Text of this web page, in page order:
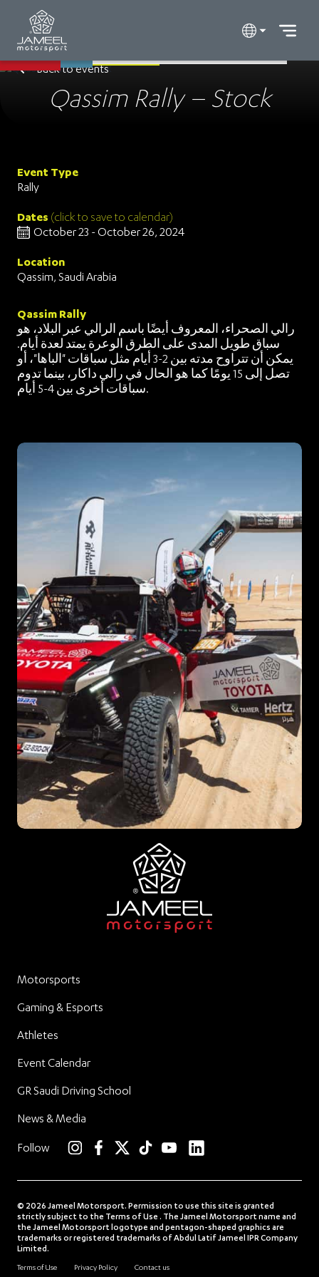
Back to events
Qassim Rally – Stock
Event Type
Rally
Dates (click to save to calendar)
October 23 - October 26, 2024
Location
Qassim, Saudi Arabia
Qassim Rally
رالي الصحراء، المعروف أيضًا باسم الرالي عبر البلاد، هو
سباق طويل المدى على الطرق الوعرة يمتد لعدة أيام.
يمكن أن تتراوح مدته بين 2-3 أيام مثل سباقات "الباها"، أو
تصل إلى 15 يومًا كما هو الحال في رالي داكار، بينما تدوم
سباقات أخرى بين 4-5 أيام.
Motorsports
Gaming & Esports
Athletes
Event Calendar
GR Saudi Driving School
News & Media
Follow
© 2026 Jameel Motorsport. Permission to use this site is granted
strictly subject to the Terms of Use . The Jameel Motorsport name and
the Jameel Motorsport logotype and pentagon-shaped graphics are
trademarks or registered trademarks of Abdul Latif Jameel IPR Company
Limited.
Terms of Use Privacy Policy Contact us